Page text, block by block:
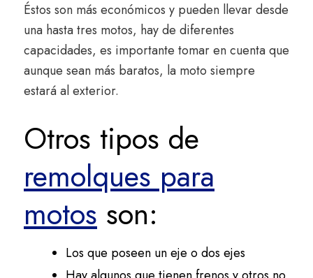
Éstos son más económicos y pueden llevar desde
una hasta tres motos, hay de diferentes
capacidades, es importante tomar en cuenta que
aunque sean más baratos, la moto siempre
estará al exterior.
Otros tipos de
remolques para
motos son:
Los que poseen un eje o dos ejes